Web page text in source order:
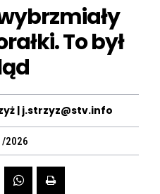
To był
| j.strzyz@stv.info
2026